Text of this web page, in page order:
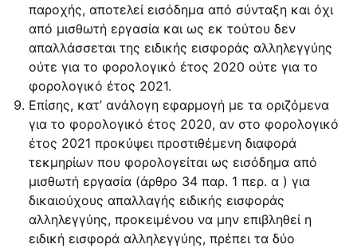
παροχής, αποτελεί εισόδημα από σύνταξη και όχι
από μισθωτή εργασία και ως εκ τούτου δεν
απαλλάσσεται της ειδικής εισφοράς αλληλεγγύης
ούτε για το φορολογικό έτος 2020 ούτε για το
φορολογικό έτος 2021.
Επίσης, κατ’ ανάλογη εφαρμογή με τα οριζόμενα
για το φορολογικό έτος 2020, αν στο φορολογικό
έτος 2021 προκύψει προστιθέμενη διαφορά
τεκμηρίων που φορολογείται ως εισόδημα από
μισθωτή εργασία (άρθρο 34 παρ. 1 περ. α ) για
δικαιούχους απαλλαγής ειδικής εισφοράς
αλληλεγγύης, προκειμένου να μην επιβληθεί η
ειδική εισφορά αλληλεγγύης, πρέπει τα δύο